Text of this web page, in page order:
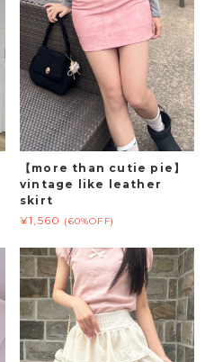
【more than cutie pie】
vintage like leather
skirt
¥1,560 (60%OFF)